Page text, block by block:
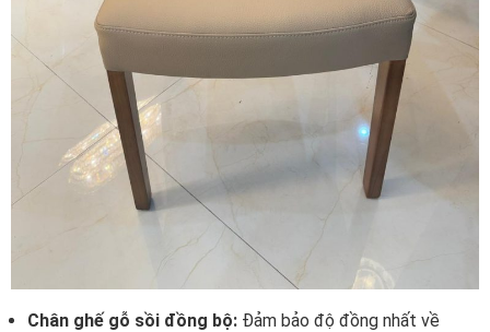
Chân ghế gỗ sồi đồng bộ: Đảm bảo độ đồng nhất về